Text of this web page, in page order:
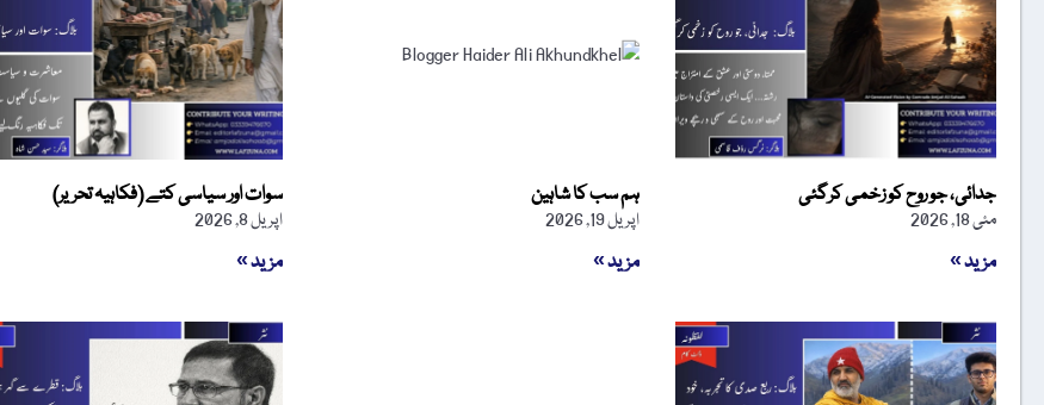
جدائی، جو روح کو زخمی کرگئی
مئی 18, 2026
مزید »
ہم سب کا شاہین
اپریل 19, 2026
مزید »
سوات اور سیاسی کتے (فکاہیہ تحریر)
اپریل 8, 2026
مزید »